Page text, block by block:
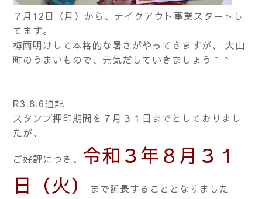
７月12日（月）から、テイクアウト事業スタートし
てます。
梅雨明けして本格的な暑さがやってきますが、 大山
町のうまいもので、元気だしていきましょう＾＾
R3.8.6追記
スタンプ押印期間を７月３１日までとしておりまし
たが、
ご好評につき 、 令和３年８月３１
日（火）
まで延長することとなりました